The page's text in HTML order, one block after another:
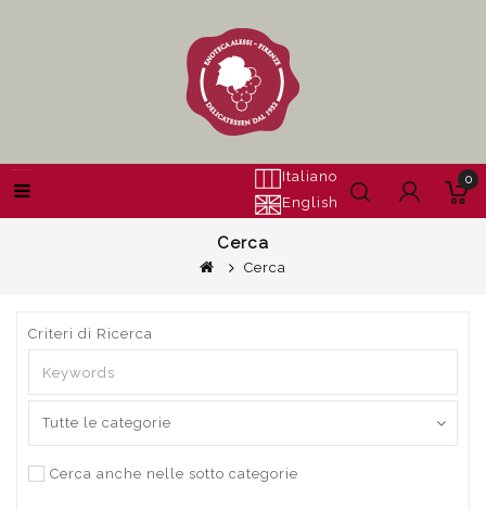
Italiano
English
0
Cerca
Cerca
Criteri di Ricerca
Cerca anche nelle sotto categorie